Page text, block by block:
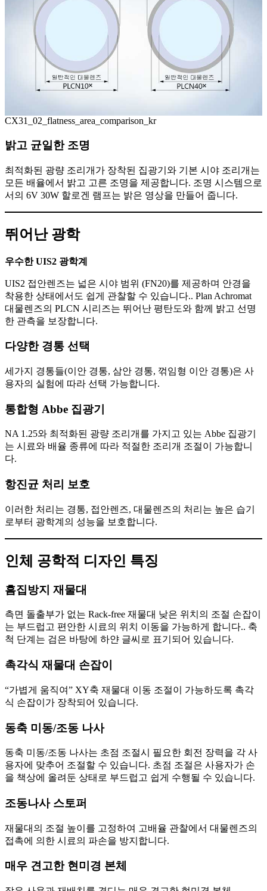
CX31_02_flatness_area_comparison_kr
밝고 균일한 조명
최적화된 광량 조리개가 장착된 집광기와 기본 시야 조리개는
모든 배율에서 밝고 고른 조명을 제공합니다. 조명 시스템으로
서의 6V 30W 할로겐 램프는 밝은 영상을 만들어 줍니다.
뛰어난 광학
우수한 UIS2 광학계
UIS2 접안렌즈는 넓은 시야 범위 (FN20)를 제공하며 안경을
착용한 상태에서도 쉽게 관찰할 수 있습니다.. Plan Achromat
대물렌즈의 PLCN 시리즈는 뛰어난 평탄도와 함께 밝고 선명
한 관측을 보장합니다.
다양한 경통 선택
세가지 경통들(이안 경통, 삼안 경통, 꺾임형 이안 경통)은 사
용자의 실험에 따라 선택 가능합니다.
통합형 Abbe 집광기
NA 1.25와 최적화된 광량 조리개를 가지고 있는 Abbe 집광기
는 시료와 배율 종류에 따라 적절한 조리개 조절이 가능합니
다.
항진균 처리 보호
이러한 처리는 경통, 접안렌즈, 대물렌즈의 처리는 높은 습기
로부터 광학계의 성능을 보호합니다.
인체 공학적 디자인 특징
흠집방지 재물대
측면 돌출부가 없는 Rack-free 재물대 낮은 위치의 조절 손잡이
는 부드럽고 편안한 시료의 위치 이동을 가능하게 합니다.. 축
척 단계는 검은 바탕에 하얀 글씨로 표기되어 있습니다.
촉각식 재물대 손잡이
“가볍게 움직여” XY축 재물대 이동 조절이 가능하도록 촉각
식 손잡이가 장착되어 있습니다.
동축 미동/조동 나사
동축 미동/조동 나사는 초점 조절시 필요한 회전 장력을 각 사
용자에 맞추어 조절할 수 있습니다. 초점 조절은 사용자가 손
을 책상에 올려둔 상태로 부드럽고 쉽게 수행될 수 있습니다.
조동나사 스토퍼
재물대의 조절 높이를 고정하여 고배율 관찰에서 대물렌즈의
접촉에 의한 시료의 파손을 방지합니다.
매우 견고한 현미경 본체